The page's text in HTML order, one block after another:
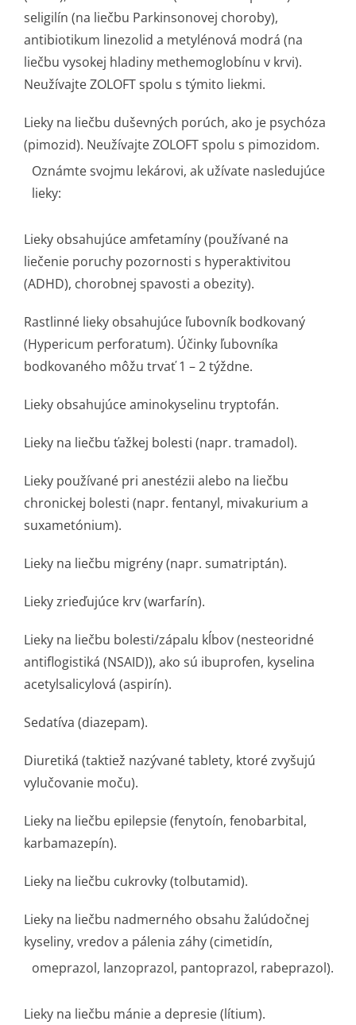
seligilín (na liečbu Parkinsonovej choroby),
antibiotikum linezolid a metylénová modrá (na
liečbu vysokej hladiny methemoglobínu v krvi).
Neužívajte ZOLOFT spolu s týmito liekmi.
Lieky na liečbu duševných porúch, ako je psychóza
(pimozid). Neužívajte ZOLOFT spolu s pimozidom.
Oznámte svojmu lekárovi, ak užívate nasledujúce
lieky:
Lieky obsahujúce amfetamíny (používané na
liečenie poruchy pozornosti s hyperaktivitou
(ADHD), chorobnej spavosti a obezity).
Rastlinné lieky obsahujúce ľubovník bodkovaný
(Hypericum perforatum). Účinky ľubovníka
bodkovaného môžu trvať 1 – 2 týždne.
Lieky obsahujúce aminokyselinu tryptofán.
Lieky na liečbu ťažkej bolesti (napr. tramadol).
Lieky používané pri anestézii alebo na liečbu
chronickej bolesti (napr. fentanyl, mivakurium a
suxametónium).
Lieky na liečbu migrény (napr. sumatriptán).
Lieky zrieďujúce krv (warfarín).
Lieky na liečbu bolesti/zápalu kĺbov (nesteoridné
antiflogistiká (NSAID)), ako sú ibuprofen, kyselina
acetylsalicylová (aspirín).
Sedatíva (diazepam).
Diuretiká (taktiež nazývané tablety, ktoré zvyšujú
vylučovanie moču).
Lieky na liečbu epilepsie (fenytoín, fenobarbital,
karbamazepín).
Lieky na liečbu cukrovky (tolbutamid).
Lieky na liečbu nadmerného obsahu žalúdočnej
kyseliny, vredov a pálenia záhy (cimetidín,
omeprazol, lanzoprazol, pantoprazol, rabeprazol).
Lieky na liečbu mánie a depresie (lítium).